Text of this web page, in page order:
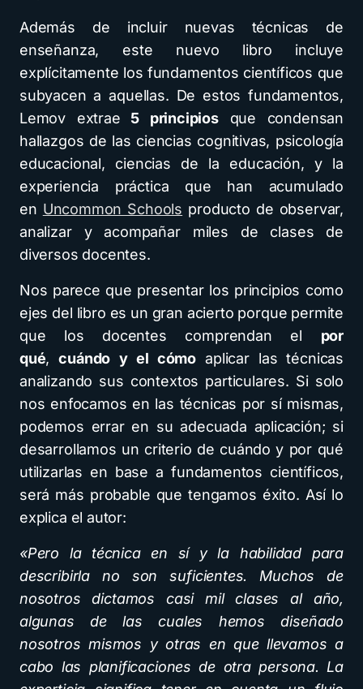
Además de incluir nuevas técnicas de
enseñanza, este nuevo libro incluye
explícitamente los fundamentos científicos que
subyacen a aquellas. De estos fundamentos,
Lemov extrae 5 principiosque condensan
hallazgos de las ciencias cognitivas, psicología
educacional, ciencias de la educación, y la
experiencia práctica que han acumulado
en Uncommon Schools producto de observar,
analizar y acompañar miles de clases de
diversos docentes.
Nos parece que presentar los principios como
ejes del libro es un gran acierto porque permite
que los docentes comprendan el por
qué,cuándo y el cómo aplicar las técnicas
analizando sus contextos particulares. Si solo
nos enfocamos en las técnicas por sí mismas,
podemos errar en su adecuada aplicación; si
desarrollamos un criterio de cuándo y por qué
utilizarlas en base a fundamentos científicos,
será más probable que tengamos éxito. Así lo
explica el autor:
«Pero la técnica en sí y la habilidad para
describirla no son suficientes. Muchos de
nosotros dictamos casi mil clases al año,
algunas de las cuales hemos diseñado
nosotros mismos y otras en que llevamos a
cabo las planificaciones de otra persona. La